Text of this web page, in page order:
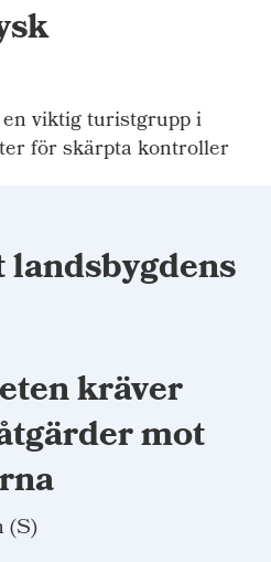
viktig turistgrupp i
för skärpta kontroller
landsbygdens
kräver
mot
(S)